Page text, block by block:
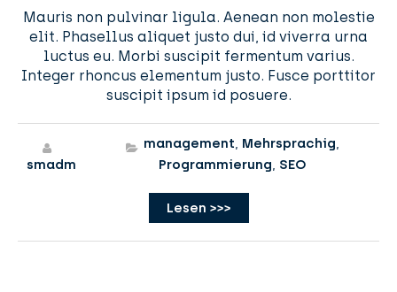
Mauris non pulvinar ligula. Aenean non molestie
elit. Phasellus aliquet justo dui, id viverra urna
luctus eu. Morbi suscipit fermentum varius.
Integer rhoncus elementum justo. Fusce porttitor
suscipit ipsum id posuere.
smadm
management, Mehrsprachig,
Programmierung, SEO
Lesen >>>